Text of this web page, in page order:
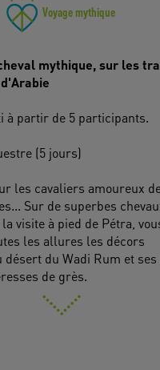
Voyage mythique
mythique, sur les
à partir de 5 participants.
(5 jours)
les cavaliers amoureux
Sur de superbes
visite à pied de Pétra,
les allures les décors
désert du Wadi Rum et ses
de grès.